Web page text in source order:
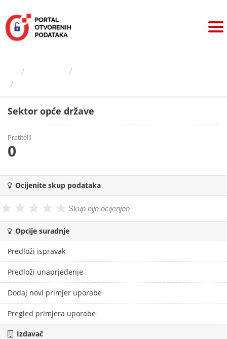
sadržaj
Sektor opće države
Pratitelji
0
Ocijenite skup podataka
Opcije suradnje
Predloži ispravak
Predloži unaprjeđenje
Dodaj novi primjer uporabe
Pregled primjera uporabe
Izdavač